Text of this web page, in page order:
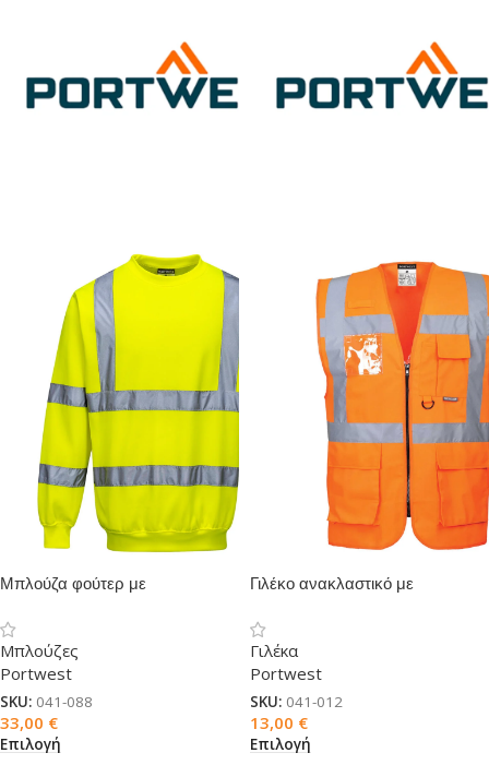
Μπλούζα φούτερ με
Μπλούζες
Portwest
SKU: 041-088
33,00 €
Επιλογή
Γιλέκο ανακλαστικό με
Γιλέκα
Portwest
SKU: 041-012
13,00 €
Επιλογή